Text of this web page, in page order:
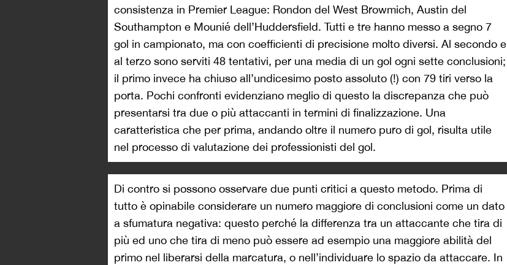
consistenza in Premier League: Rondon del West Browmich, Austin del
Southampton e Mounié dell’Huddersfield. Tutti e tre hanno messo a segno 7
gol in campionato, ma con coefficienti di precisione molto diversi. Al secondo e
al terzo sono serviti 48 tentativi, per una media di un gol ogni sette conclusioni;
il primo invece ha chiuso all’undicesimo posto assoluto (!) con 79 tiri verso la
porta. Pochi confronti evidenziano meglio di questo la discrepanza che può
presentarsi tra due o più attaccanti in termini di finalizzazione. Una
caratteristica che per prima, andando oltre il numero puro di gol, risulta utile
nel processo di valutazione dei professionisti del gol.
Di contro si possono osservare due punti critici a questo metodo. Prima di
tutto è opinabile considerare un numero maggiore di conclusioni come un dato
a sfumatura negativa: questo perché la differenza tra un attaccante che tira di
più ed uno che tira di meno può essere ad esempio una maggiore abilità del
primo nel liberarsi della marcatura, o nell’individuare lo spazio da attaccare. In